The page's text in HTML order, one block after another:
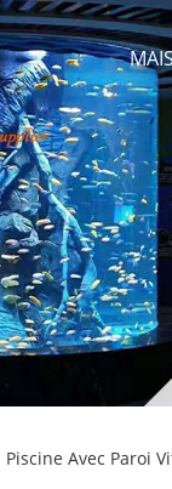
Piscine Avec Paroi